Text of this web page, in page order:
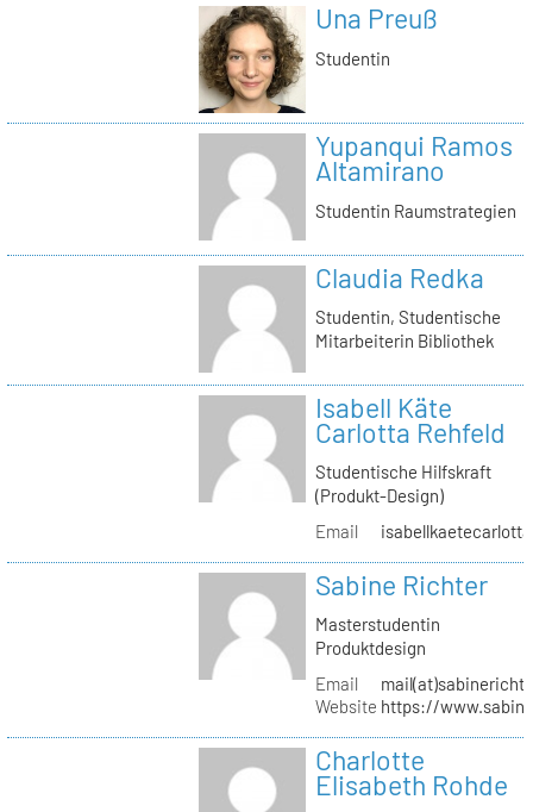
Una Preuß
Studentin
Yupanqui Ramos
Altamirano
Studentin Raumstrategien
Claudia Redka
Studentin, Studentische
Mitarbeiterin Bibliothek
Isabell Käte
Carlotta Rehfeld
Studentische Hilfskraft
(Produkt-Design)
Email
Sabine Richter
Masterstudentin
Produktdesign
Email
Website https://
Charlotte
Elisabeth Rohde